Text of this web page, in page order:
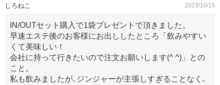
しろねこ 2023/10/15
IN/OUTセット購入で1袋プレゼントで頂きました。
早速エステ後のお客様にお出ししたところ「飲みやすい
くて美味しい！
会社に持って行きたいので注文お願いします(^ ^)」との
こと。
私も飲みましたが､ジンジャーが主張しすぎることなく､